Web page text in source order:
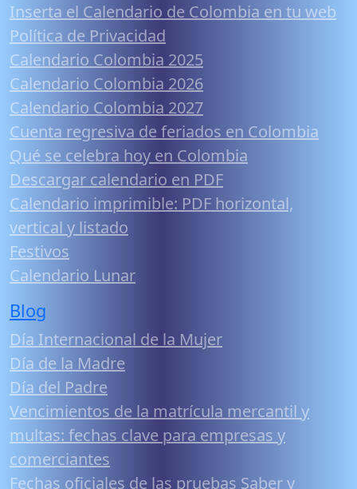
Inserta el Calendario de Colombia en tu web
Política de Privacidad
Calendario Colombia 2025
Calendario Colombia 2026
Calendario Colombia 2027
Cuenta regresiva de feriados en Colombia
Qué se celebra hoy en Colombia
Descargar calendario en PDF
Calendario imprimible: PDF horizontal,
vertical y listado
Festivos
Calendario Lunar
Blog
Día Internacional de la Mujer
Día de la Madre
Día del Padre
Vencimientos de la matrícula mercantil y
multas: fechas clave para empresas y
comerciantes
Fechas oficiales de las pruebas Saber y